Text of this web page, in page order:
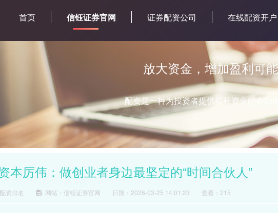
首页 信钰证券官网 证券配资公司 在线配资开户
放大资金，增加盈利可能
配资是一种为投资者提供杠杆资金的金融
本厉伟：做创业者身边最坚定的“时间合伙人”
资排名 网站：信钰证券官网 日期：2026-03-25 14:01:23 查看：215